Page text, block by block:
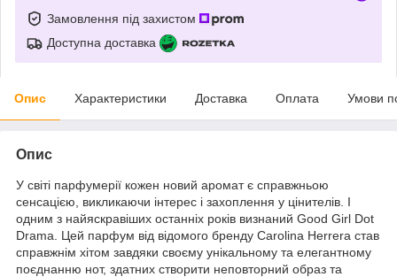
Замовлення під захистом
Доступна доставка
Опис Характеристики Доставка Оплата Умови
Опис
У світі парфумерії кожен новий аромат є справжньою
сенсацією, викликаючи інтерес і захоплення у цінителів. І
одним з найяскравіших останніх років визнаний Good Girl Dot
Drama. Цей парфум від відомого бренду Carolina Herrera став
справжнім хітом завдяки своєму унікальному та елегантному
поєднанню нот, здатних створити неповторний образ та